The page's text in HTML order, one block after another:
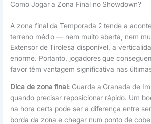
Como Jogar a Zona Final no Showdown?
A zona final da Temporada 2 tende a
terreno médio — nem muito aberta, nem
Extensor de Tirolesa disponível, a
enorme. Portanto, jogadores que
favor têm vantagem significativa nas
Dica de zona final: Guarda a Granada de
quando precisar reposicionar rápido. Um
na hora certa pode ser a diferença entre
borda da zona e chegar num ponto de